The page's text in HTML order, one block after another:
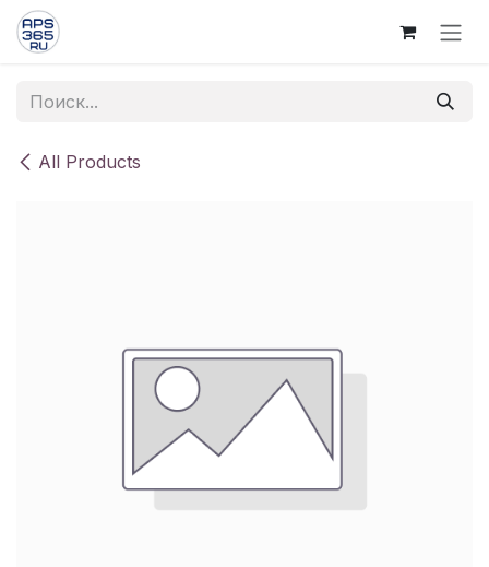
Skip to Content
All Products